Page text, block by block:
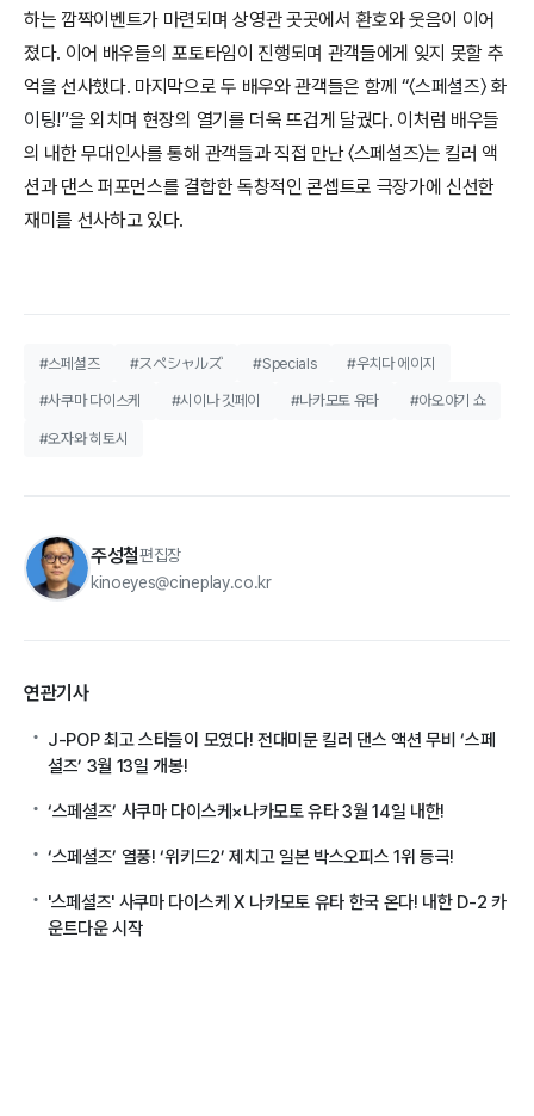
하는 깜짝이벤트가 마련되며 상영관 곳곳에서 환호와 웃음이 이어
졌다. 이어 배우들의 포토타임이 진행되며 관객들에게 잊지 못할 추
억을 선사했다. 마지막으로 두 배우와 관객들은 함께 “〈스페셜즈〉 화
이팅!”을 외치며 현장의 열기를 더욱 뜨겁게 달궜다. 이처럼 배우들
의 내한 무대인사를 통해 관객들과 직접 만난 〈스페셜즈〉는 킬러 액
션과 댄스 퍼포먼스를 결합한 독창적인 콘셉트로 극장가에 신선한
재미를 선사하고 있다.
#스페셜즈 #スペシャルズ #Specials #우치다 에이지
#사쿠마 다이스케 #시이나 깃페이 #나카모토 유타 #아오야기 쇼
#오자와 히토시
주성철편집장
kinoeyes@cineplay.co.kr
연관기사
J-POP 최고 스타들이 모였다! 전대미문 킬러 댄스 액션 무비 ‘스페
셜즈’ 3월 13일 개봉!
‘스페셜즈’ 사쿠마 다이스케×나카모토 유타 3월 14일 내한!
‘스페셜즈’ 열풍! ‘위키드2’ 제치고 일본 박스오피스 1위 등극!
'스페셜즈' 사쿠마 다이스케 X 나카모토 유타 한국 온다! 내한 D-2 카
운트다운 시작